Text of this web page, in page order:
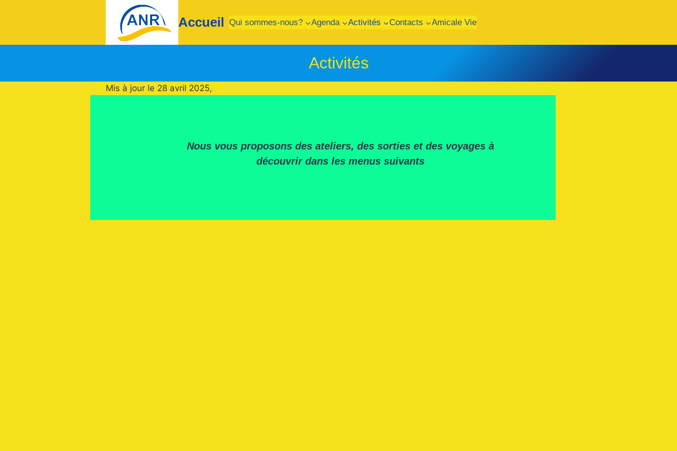
Accueil Qui sommes-nous? Agenda Activités Contacts Amicale Vie
Activités
Mis à jour le 28 avril 2025,
Nous vous proposons des ateliers, des sorties et des voyages à
découvrir dans les menus suivants